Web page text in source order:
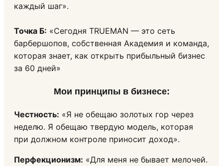
каждый шаг».
Точка Б: «Сегодня TRUEMAN — это сеть
барбершопов, собственная Академия и команда,
которая знает, как открыть прибыльный бизнес
за 60 дней»
Мои принципы в бизнесе:
Честность: «Я не обещаю золотых гор через
неделю. Я обещаю твердую модель, которая
при должном контроле приносит доход».
Перфекционизм: «Для меня не бывает мелочей.